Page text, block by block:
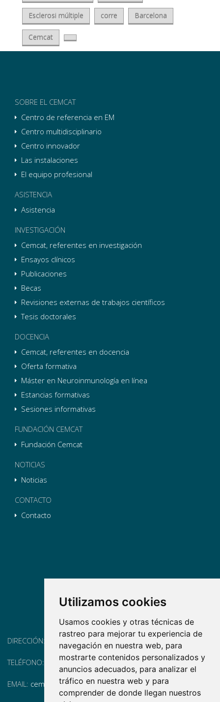
Utilizamos cookies
Usamos cookies y otras técnicas de
rastreo para mejorar tu experiencia de
navegación en nuestra web, para
mostrarte contenidos personalizados y
anuncios adecuados, para analizar el
tráfico en nuestra web y para
comprender de donde llegan nuestros
Esclerosi múltiple corre Barcelona
Cemcat
SOBRE EL CEMCAT
Centro de referencia en EM
Centro multidisciplinario
Centro innovador
Las instalaciones
El equipo profesional
ASISTENCIA
Asistencia
INVESTIGACIÓN
Cemcat, referentes en investigación
Ensayos clínicos
Publicaciones
Becas
Revisiones externas de trabajos científicos
Tesis doctorales
DOCENCIA
Cemcat, referentes en docencia
Oferta formativa
Máster en Neuroinmunología en línea
Estancias formativas
Sesiones informativas
FUNDACIÓN CEMCAT
Fundación Cemcat
NOTICIAS
Noticias
CONTACTO
Contacto
DIRECCIÓN: Pg. Vall d'Hebron, 119-129, 08035 Barcelona
TELÉFONO: (+34) 93 175 15 55
EMAIL: cem-cat@cem-cat.org